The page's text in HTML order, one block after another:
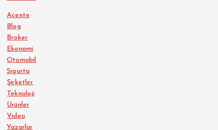
Acente
Blog
Broker
Ekonomi
Otomobil
Sigorta
Şirketler
Teknoloji
Ürünler
Video
Yazarlar